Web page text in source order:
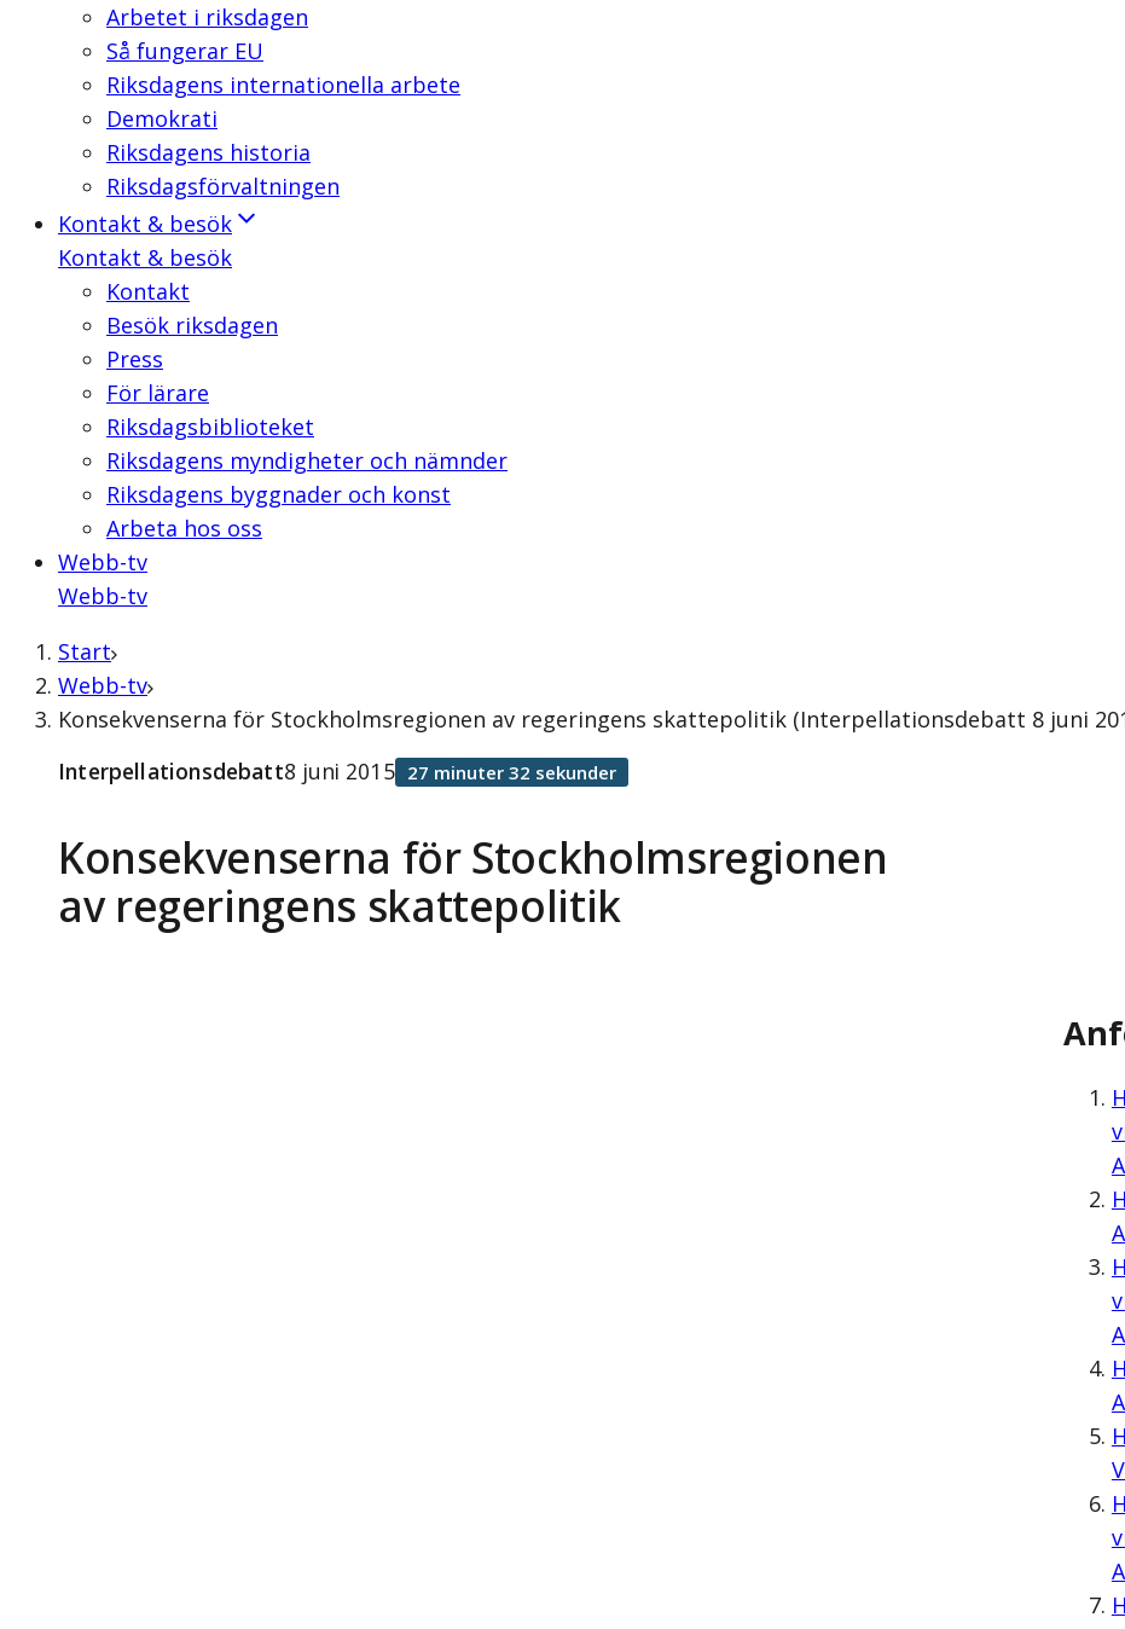
Arbetet i riksdagen
Så fungerar EU
Riksdagens internationella arbete
Demokrati
Riksdagens historia
Riksdagsförvaltningen
Kontakt & besök
Kontakt & besök
Kontakt
Besök riksdagen
Press
För lärare
Riksdagsbiblioteket
Riksdagens myndigheter och nämnder
Riksdagens byggnader och konst
Arbeta hos oss
Webb-tv
Webb-tv
Start
Webb-tv
Konsekvenserna för Stockholmsregionen av regeringens skattepolitik (Interpellationsdebatt 8 juni
Konsekvenserna för Stockholmsregionen
av regeringens skattepolitik
Interpellationsdebatt8 juni 2015 27 minuter 32 sekunder